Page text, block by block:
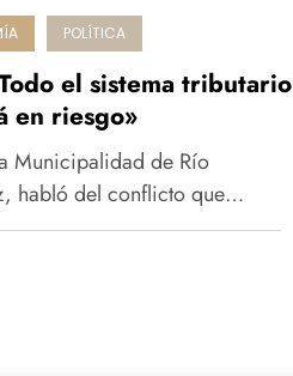
POLÍTICA
el sistema tributario
en riesgo»
Municipalidad de Río
habló del conflicto que…